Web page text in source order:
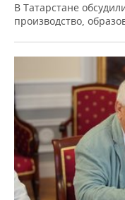
В Татарстане
производство,